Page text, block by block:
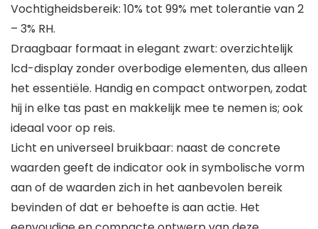
Vochtigheidsbereik: 10% tot 99% met tolerantie van 2
– 3% RH.
Draagbaar formaat in elegant zwart: overzichtelijk
lcd-display zonder overbodige elementen, dus alleen
het essentiële. Handig en compact ontworpen, zodat
hij in elke tas past en makkelijk mee te nemen is; ook
ideaal voor op reis.
Licht en universeel bruikbaar: naast de concrete
waarden geeft de indicator ook in symbolische vorm
aan of de waarden zich in het aanbevolen bereik
bevinden of dat er behoefte is aan actie. Het